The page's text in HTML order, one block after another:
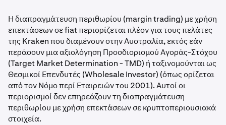
Η διαπραγμάτευση περιθωρίου (margin trading) με χρήση
επεκτάσεων σε fiat περιορίζεται πλέον για τους πελάτες
της Kraken που διαμένουν στην Αυστραλία, εκτός εάν
περάσουν μια αξιολόγηση Προσδιορισμού Αγοράς-Στόχου
(Target Market Determination - TMD) ή ταξινομούνται ως
Θεσμικοί Επενδυτές (Wholesale Investor) (όπως ορίζεται
από τον Νόμο περί Εταιρειών του 2001). Αυτοί οι
περιορισμοί δεν επηρεάζουν τη διαπραγμάτευση
περιθωρίου με χρήση επεκτάσεων σε κρυπτοπεριουσιακά
στοιχεία.